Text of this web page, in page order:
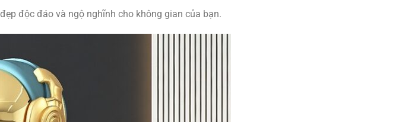
độc đáo và ngộ nghĩnh cho không gian của bạn.